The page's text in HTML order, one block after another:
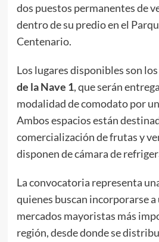
dos puestos permanentes de
dentro de su predio en el
Centenario.
Los lugares disponibles son los
de la Nave 1, que serán
modalidad de comodato por
Ambos espacios están
comercialización de frutas y
disponen de cámara de
La convocatoria representa
quienes buscan incorporarse a
mercados mayoristas más
región, desde donde se